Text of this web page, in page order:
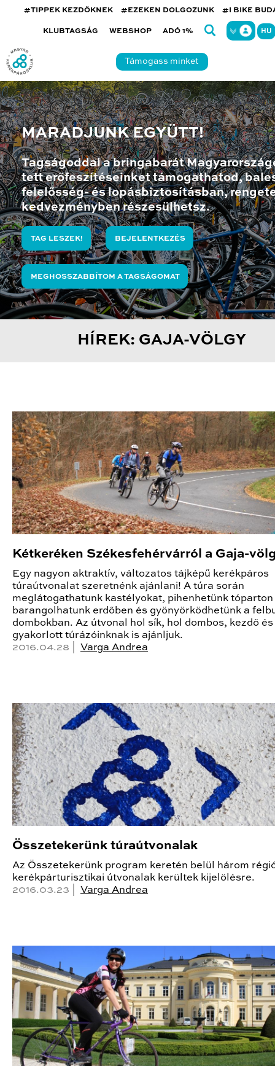
#TIPPEK KEZDŐKNEK #EZEKEN DOLGOZUNK #I BIKE
KLUBTAGSÁG WEBSHOP ADÓ 1% HU
Támogass minket
MARADJUNK EGYÜTT!
Tagságoddal a bringabarát
tett erőfeszítéseinket támogathatod,
felelősség- és lopásbiztosításban,
kedvezményben részesülhetsz.
TAG LESZEK! BEJELENTKEZÉS
MEGHOSSZABBÍTOM A TAGSÁGOMAT
HÍREK: GAJA-VÖLGY
Kétkeréken Székesfehérvárról a Gaja-
Egy nagyon aktraktív, változatos tájképű kerékpáros
túraútvonalat szeretnénk ajánlani! A túra során
meglátogathatunk kastélyokat, pihenhetünk tóparton
barangolhatunk erdőben és gyönyörködhetünk a
dombokban. Az útvonal hol sík, hol dombos, kezdő és
gyakorlott túrázóinknak is ajánljuk.
2016.04.28 | Varga Andrea
Összetekerünk túraútvonalak
Az Összetekerünk program keretén belül három
kerékpárturisztikai útvonalak kerültek kijelölésre.
2016.03.23 | Varga Andrea